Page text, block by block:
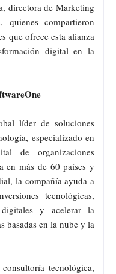
directora de Marketing
compartieron
que ofrece esta alianza
digital en la
líder de soluciones
especializado en
de organizaciones
en más de 60 países y
la compañía ayuda a
tecnológicas,
digitales y acelerar la
basadas en la nube y la
tecnológica,